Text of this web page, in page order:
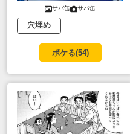
サバ缶 サバ缶
穴埋め
ボケる(54)